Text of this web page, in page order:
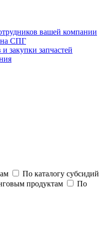
вашей компании
на СПГ
закупки запчастей
По каталогу субсидий
продуктам
По